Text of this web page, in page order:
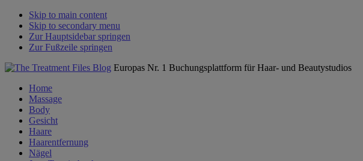
Skip to main content
Skip to secondary menu
Zur Hauptsidebar springen
Zur Fußzeile springen
Europas Nr. 1 Buchungsplattform für Haar- und Beautystudios
Home
Massage
Body
Gesicht
Haare
Haarentfernung
Nägel